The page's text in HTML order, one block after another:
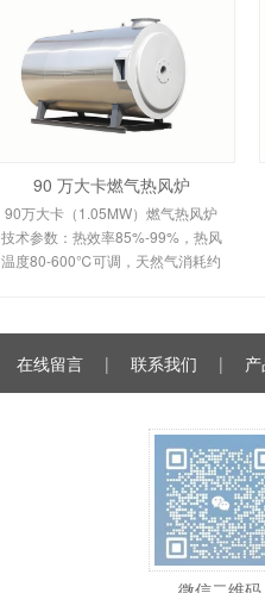
90 万大卡燃气热风炉
90万大卡（1.05MW）燃气热风炉
技术参数：热效率85%-99%，热风
温度80-600℃可调，天然气消耗约
自动安全控制。适用于化工
在线留言 | 联系我们 |